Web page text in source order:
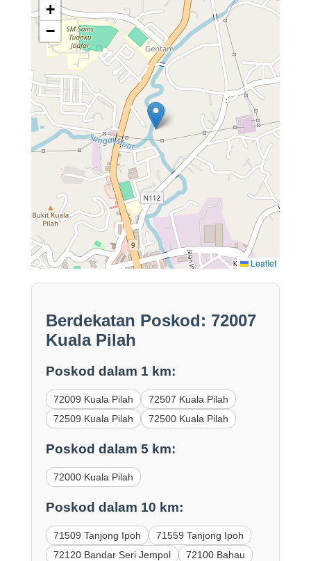
+
−
Leaflet
Berdekatan Poskod: 72007
Kuala Pilah
Poskod dalam 1 km:
72009 Kuala Pilah
72507 Kuala Pilah
72509 Kuala Pilah
72500 Kuala Pilah
Poskod dalam 5 km:
72000 Kuala Pilah
Poskod dalam 10 km:
71509 Tanjong Ipoh
71559 Tanjong Ipoh
72120 Bandar Seri Jempol
72100 Bahau